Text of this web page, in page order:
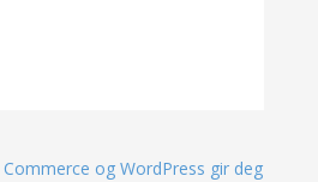
og WordPress gir deg